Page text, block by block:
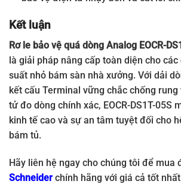
Kết luận
Rơ le bảo vệ quá dòng Analog EOCR-
là giải pháp nâng cấp toàn diện cho
suất nhỏ bám sàn nhà xưởng. Với dải
kết cấu Terminal vững chắc chống
tử đo dòng chính xác, EOCR-DS1T-05S
kinh tế cao và sự an tâm tuyệt đối cho
bám tủ.
Hãy liên hệ ngay cho chúng tôi để mua
Schneiderchính hãng với giá cả tốt